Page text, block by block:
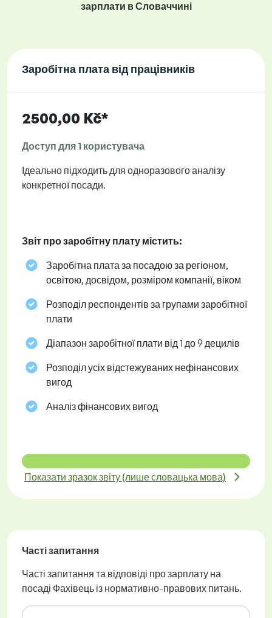
зарплати в Словаччині
Заробітна плата від працівників
2500,00 Kč*
Доступ для 1 користувача
Ідеально підходить для одноразового аналізу
конкретної посади.
Звіт про заробітну плату містить:
Заробітна плата за посадою за регіоном,
освітою, досвідом, розміром компанії, віком
Розподіл респондентів за групами заробітної
плати
Діапазон заробітної плати від 1 до 9 децилів
Розподіл усіх відстежуваних нефінансових
вигод
Аналіз фінансових вигод
Показати зразок звіту (лише словацька мова)
Часті запитання
Часті запитання та відповіді про зарплату на
посаді Фахівець із нормативно-правових питань.